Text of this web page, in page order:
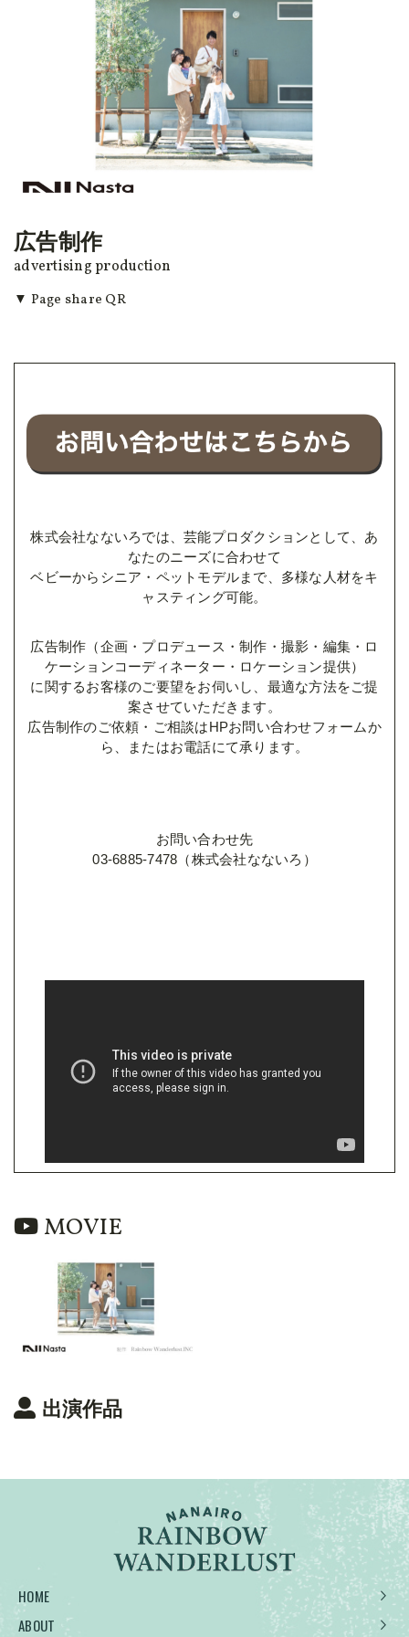
広告制作
advertising production
▼ Page share QR
株式会社なないろでは、芸能プロダクションとして、あ
なたのニーズに合わせて
ベビーからシニア・ペットモデルまで、多様な人材をキ
ャスティング可能。
広告制作（企画・プロデュース・制作・撮影・編集・ロ
ケーションコーディネーター・ロケーション提供）
に関するお客様のご要望をお伺いし、最適な方法をご提
案させていただきます。
広告制作のご依頼・ご相談はHPお問い合わせフォームか
ら、またはお電話にて承ります。
お問い合わせ先
03-6885-7478（株式会社なないろ）
MOVIE
出演作品
HOME
ABOUT